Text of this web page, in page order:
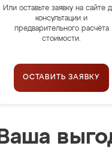
Или оставьте заявку на сайте
консультации и
предварительного расчёта
стоимости.
ОСТАВИТЬ ЗАЯВКУ
Ваша